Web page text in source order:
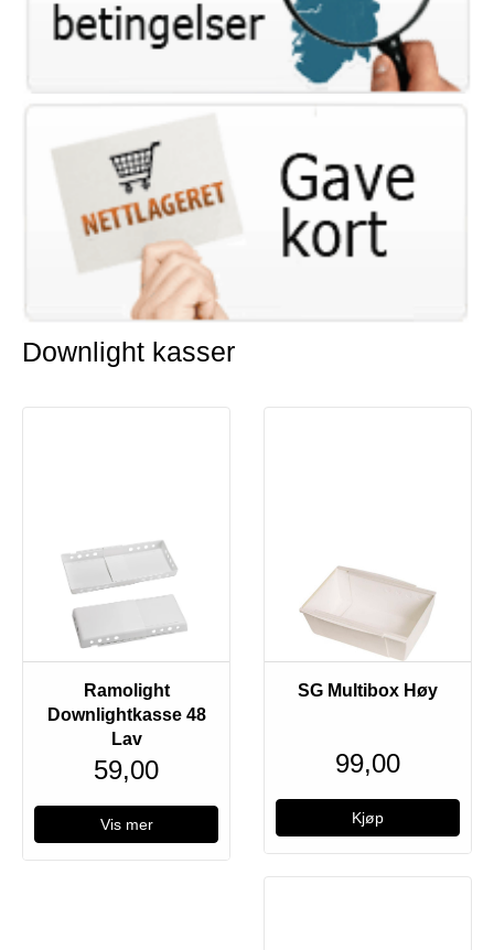
Downlight kasser
Ramolight
Downlightkasse 48
Lav
59,00
Vis mer
SG Multibox Høy
99,00